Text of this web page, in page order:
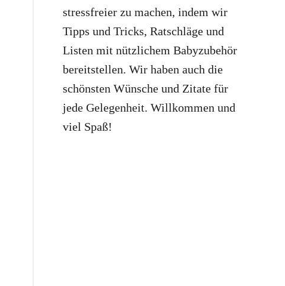
stressfreier zu machen, indem wir
Tipps und Tricks, Ratschläge und
Listen mit nützlichem Babyzubehör
bereitstellen. Wir haben auch die
schönsten Wünsche und Zitate für
jede Gelegenheit. Willkommen und
viel Spaß!